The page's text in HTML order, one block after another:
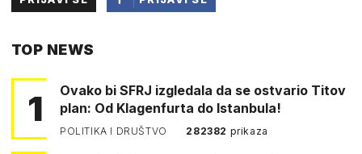
TOP NEWS
1
Ovako bi SFRJ izgledala da se ostvario Titov
plan: Od Klagenfurta do Istanbula!
POLITIKA I DRUŠTVO 282382 prikaza